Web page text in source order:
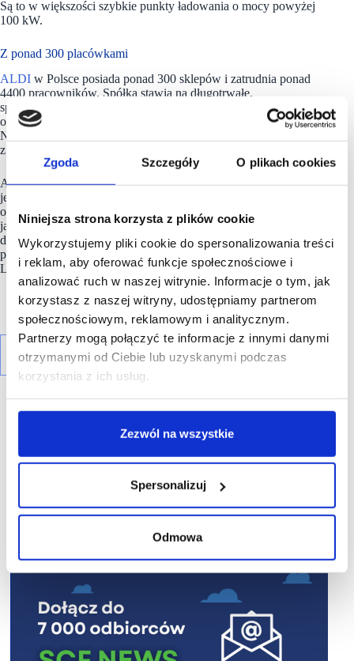
Zgoda Szczegóły O plikach cookies
Niniejsza strona korzysta z plików cookie
Wykorzystujemy pliki cookie do spersonalizowania treści
i reklam, aby oferować funkcje społecznościowe i
analizować ruch w naszej witrynie. Informacje o tym, jak
korzystasz z naszej witryny, udostępniamy partnerom
społecznościowym, reklamowym i analitycznym.
Partnerzy mogą połączyć te informacje z innymi danymi
otrzymanymi od Ciebie lub uzyskanymi podczas
korzystania z ich usług.
Zezwól na wszystkie
Spersonalizuj
Odmowa
Są to w większości szybkie punkty ładowania o mocy powyżej
100 kW.
Z ponad 300 placówkami
ALDI w Polsce posiada ponad 300 sklepów i zatrudnia ponad
4400 pracowników. Spółka stawia na długotrwałe,
sprawiedliwe i niezawodne relacje handlowe z dostawcami
oraz spełnianie wymogów firmy odpowiedzialnej społecznie.
Nowe hasło marki brzmi „Raz ALDI, zawsze COŚ
z ALDI”, bo po ulubione produkty chętnie się wraca.
ALDI Polska jest częścią Grupy Przedsiębiorstw ALDI Nord –
jednego z wiodących międzynarodowych detalistów. Spółka
oferuje klientom w dziewięciu krajach europejskich wysokiej
jakości produkty w najniższej możliwej cenie. Kluczem
do sukcesu GrupyALDINord jest zespół ponad 86 000
pracowników zatrudnionych w Belgii, Francji, Niemczech,
Luksemburgu, Niderlandach, Polsce, Portugalii i Hiszpanii.